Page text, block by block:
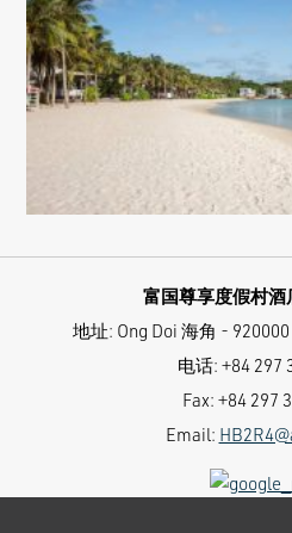
富国尊享度假村
地址: Ong Doi 海角 -
电话: +84 297
Fax: +84 297
Email: